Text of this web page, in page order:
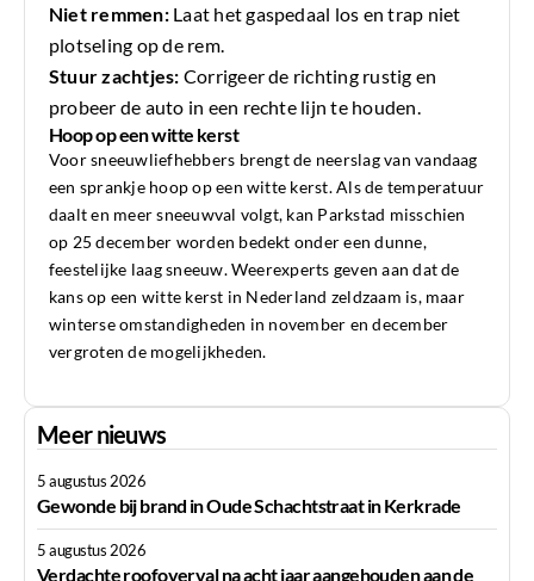
Niet remmen:Laat het gaspedaal los en trap niet
plotseling op de rem.
Stuur zachtjes: Corrigeer de richting rustig en
probeer de auto in een rechte lijn te houden.
Hoop op een witte kerst
Voor sneeuwliefhebbers brengt de neerslag van vandaag
een sprankje hoop op een witte kerst. Als de temperatuur
daalt en meer sneeuwval volgt, kan Parkstad misschien
op 25 december worden bedekt onder een dunne,
feestelijke laag sneeuw. Weerexperts geven aan dat de
kans op een witte kerst in Nederland zeldzaam is, maar
winterse omstandigheden in november en december
vergroten de mogelijkheden.
Meer nieuws
5 augustus 2026
Gewonde bij brand in Oude Schachtstraat in Kerkrade
5 augustus 2026
Verdachte roofoverval na acht jaar aangehouden aan de